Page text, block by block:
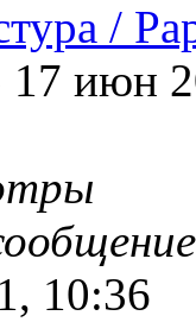
/
17 июн
10:36